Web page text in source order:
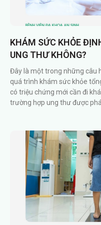
KHÁM SỨC KHỎE
UNG THƯ KHÔNG?
Đây là một trong những câu
quá trình khám sức khỏe
có triệu chứng mới cần đi
trường hợp ung thư được